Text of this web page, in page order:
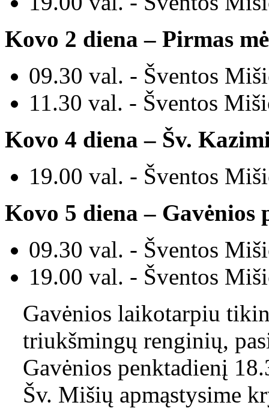
Kovo 2 diena– Pirmas
09.30 val. - Šventos M
11.30 val. - Šventos M
Kovo 4 diena– Šv.
19.00 val. - Šventos
Kovo 5 diena– Gavėnios
09.30 val. - Šventos M
19.00 val. - Šventos M
Gavėnios laikotarpiu
triukšmingų renginių,
Gavėnios penktadienį
Šv. Mišių apmąstysime